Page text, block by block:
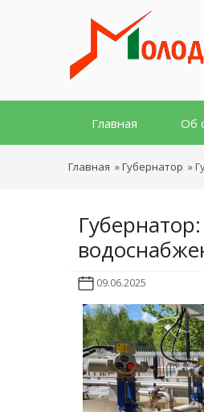
Главная Об
Главная »Губернатор »
09.06.2025